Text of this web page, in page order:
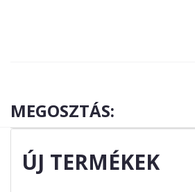
MEGOSZTÁS:
ÚJ TERMÉKEK